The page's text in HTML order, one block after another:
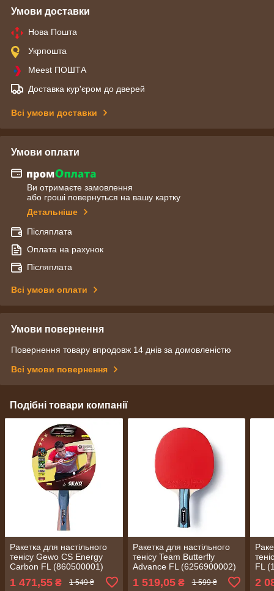
Умови доставки
Нова Пошта
Укрпошта
Meest ПОШТА
Доставка кур'єром до дверей
Всі умови доставки
Умови оплати
Ви отримаєте замовлення
або гроші повернуться на вашу картку
Детальніше
Післяплата
Оплата на рахунок
Післяплата
Всі умови оплати
Умови повернення
Повернення товару впродовж 14 днів за домовленістю
Всі умови повернення
Подібні товари компанії
Ракетка для настільного
тенісу Gewo CS Energy
Carbon FL (860500001)
1 471,55 ₴ 1 549 ₴
Ракетка для настільного
тенісу Team Butterfly
Advance FL (6256900002)
1 519,05₴ 1 599 ₴
FL
2